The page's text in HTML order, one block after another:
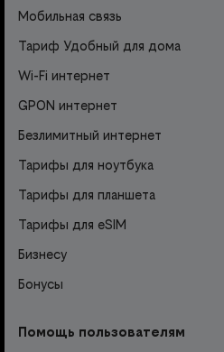
Мобильная связь
Тариф Удобный для дома
Wi-Fi интернет
GPON интернет
Безлимитный интернет
Тарифы для ноутбука
Тарифы для планшета
Тарифы для eSIM
Бизнесу
Бонусы
Помощь пользователям